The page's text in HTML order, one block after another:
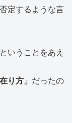
定するような言
ということをあえ
り方」 だったの